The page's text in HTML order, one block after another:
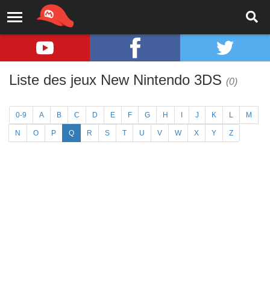
Liste des jeux New Nintendo 3DS (0)
0-9 A B C D E F G H J K L M
N O P Q R S T U V W X Y Z